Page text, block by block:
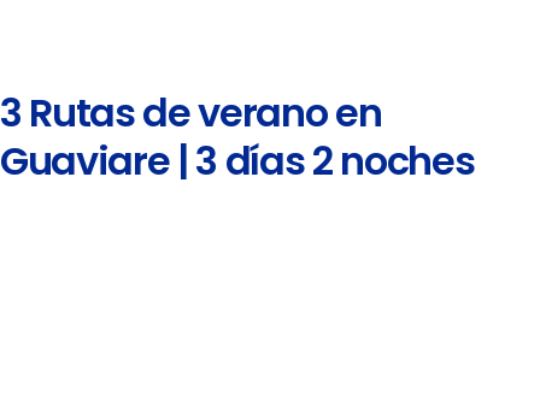
3 Rutas de verano en
Guaviare | 3 días 2 noches